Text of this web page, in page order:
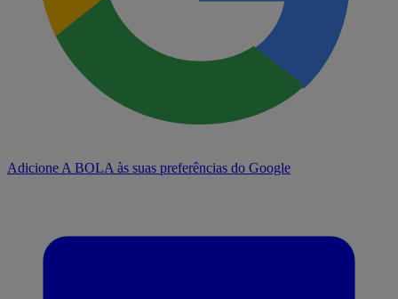
Adicione A BOLA às suas preferências do Google